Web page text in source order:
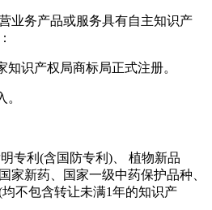
业务产品或服务具有自主知识产
知识产权局商标局正式注册。
专利(含国防专利)、 植物新品
家新药、国家一级中药保护品种、
不包含转让未满1年的知识产